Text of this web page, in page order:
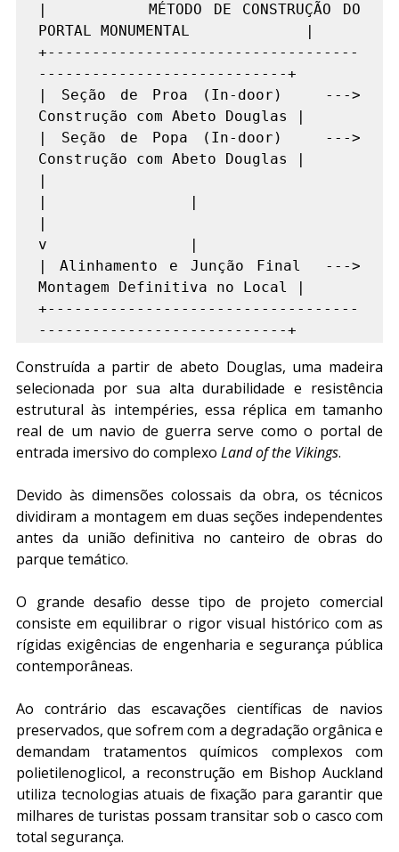
|         MÉTODO DE CONSTRUÇÃO DO
PORTAL MONUMENTAL             |
+-----------------------------------
----------------------------+
| Seção de Proa (In-door)   --->
Construção com Abeto Douglas |
| Seção de Popa (In-door)   --->
Construção com Abeto Douglas |
v                |
| Alinhamento e Junção Final  --->
Montagem Definitiva no Local |
+-----------------------------------
Construída a partir de abeto Douglas, uma madeira
selecionada por sua alta durabilidade e resistência
estrutural às intempéries, essa réplica em tamanho
real de um navio de guerra serve como o portal de
entrada imersivo do complexo Land of the Vikings.
Devido às dimensões colossais da obra, os técnicos
dividiram a montagem em duas seções independentes
antes da união definitiva no canteiro de obras do
parque temático.
O grande desafio desse tipo de projeto comercial
consiste em equilibrar o rigor visual histórico com as
rígidas exigências de engenharia e segurança pública
contemporâneas.
Ao contrário das escavações científicas de navios
preservados, que sofrem com a degradação orgânica e
demandam tratamentos químicos complexos com
polietilenoglicol, a reconstrução em Bishop Auckland
utiliza tecnologias atuais de fixação para garantir que
milhares de turistas possam transitar sob o casco com
total segurança.